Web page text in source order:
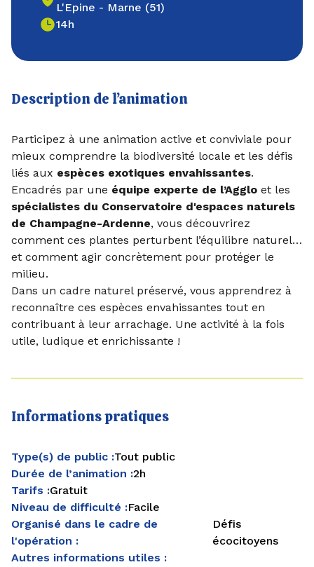
L'Epine - Marne (51)
14h
Description de l’animation
Participez à une animation active et conviviale pour
mieux comprendre la biodiversité locale et les défis
liés aux espèces exotiques envahissantes.
Encadrés par une équipe experte de l’Agglo et les
spécialistes du Conservatoire d'espaces naturels
de Champagne-Ardenne, vous découvrirez
comment ces plantes perturbent l’équilibre naturel…
et comment agir concrètement pour protéger le
milieu.
Dans un cadre naturel préservé, vous apprendrez à
reconnaître ces espèces envahissantes tout en
contribuant à leur arrachage. Une activité à la fois
utile, ludique et enrichissante !
Informations pratiques
Type(s) de public :Tout public
Durée de l’animation :2h
Tarifs :Gratuit
Niveau de difficulté :Facile
Organisé dans le cadre de
l'opération :
Défis
écocitoyens
Autres informations utiles :